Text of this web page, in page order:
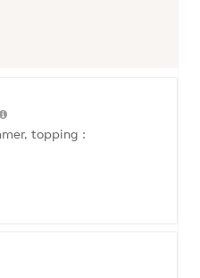
topping :